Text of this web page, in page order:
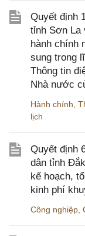
Quyết định
tỉnh Sơn La
hành chính
sung trong
Thông tin
Nhà nước
Hành chính
lịch
Quyết định
dân tỉnh
kế hoạch,
kinh phí
Công nghiệp